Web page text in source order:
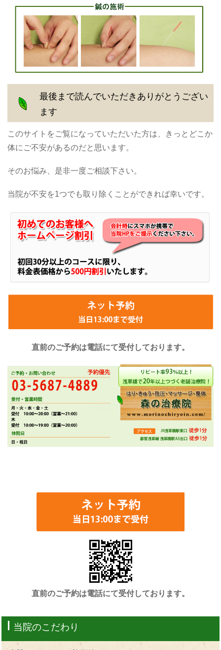
最後まで読んでいただきありがとうござい
ます
このサイトをご覧になっていただいた方は、きっとどこか
体にご不安があるのだと思います。
そのお悩み、是非一度ご相談下さい。
当院が不安を1つでも取り除くことができれば幸いです。
直前のご予約は電話にて受付しております。
直前のご予約は電話にて受付しております。
当院のこだわり